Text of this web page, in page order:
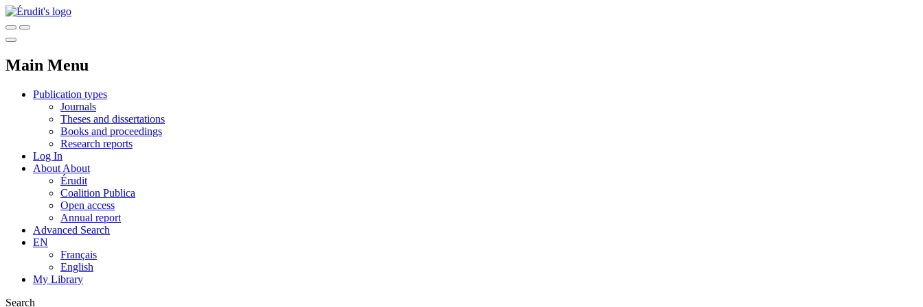
Main Menu
Publication types
Journals
Theses and dissertations
Books and proceedings
Research reports
Log In
About About
Érudit
Coalition Publica
Open access
Annual report
Advanced Search
EN
Français
English
My Library
Search